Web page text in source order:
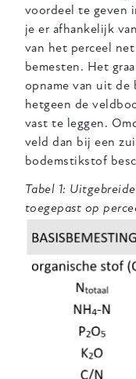
voordeel te geven
je er afhankelijk
van het perceel
bemesten. Het
opname van uit
hetgeen de
vast te leggen.
veld dan bij een
bodemstikstof
Tabel 1:
toegepast op